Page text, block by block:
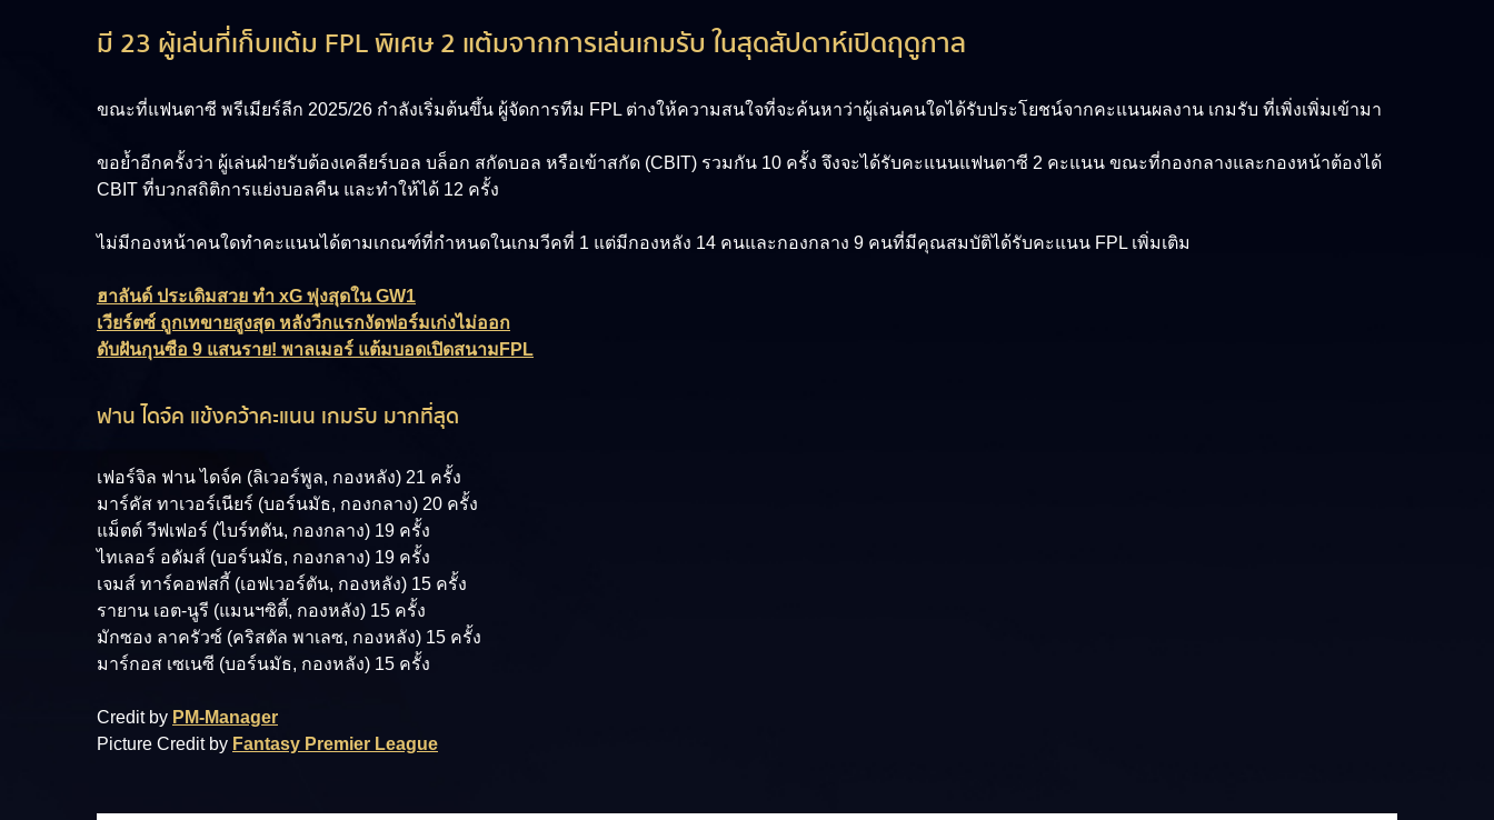
มี 23 ผู้เล่นที่เก็บแต้ม FPL พิเศษ 2 แต้มจากการเล่นเกมรับ ในสุดสัปดาห์เปิดฤดูกาล
ขณะที่แฟนตาซี พรีเมียร์ลีก 2025/26 กำลังเริ่มต้นขึ้น ผู้จัดการทีม FPL ต่างให้ความสนใจที่จะค้นหาว่าผู้เล่นคนใดได้รับประโยชน์จากคะแนนผลงาน เกมรับ ที่เพิ่งเพิ่มเข้ามา
ขอย้ำอีกครั้งว่า ผู้เล่นฝ่ายรับต้องเคลียร์บอล บล็อก สกัดบอล หรือเข้าสกัด (CBIT) รวมกัน 10 ครั้ง จึงจะได้รับคะแนนแฟนตาซี 2 คะแนน ขณะที่กองกลางและกองหน้าต้องได้
CBIT ที่บวกสถิติการแย่งบอลคืน และทำให้ได้ 12 ครั้ง
ไม่มีกองหน้าคนใดทำคะแนนได้ตามเกณฑ์ที่กำหนดในเกมวีคที่ 1 แต่มีกองหลัง 14 คนและกองกลาง 9 คนที่มีคุณสมบัติได้รับคะแนน FPL เพิ่มเติม
ฮาลันด์ ประเดิมสวย ทำ xG พุ่งสุดใน GW1
เวียร์ตซ์ ถูกเทขายสูงสุด หลังวีกแรกงัดฟอร์มเก่งไม่ออก
ดับฝันกุนซือ 9 แสนราย! พาลเมอร์ แต้มบอดเปิดสนามFPL
ฟาน ไดจ์ค แข้งคว้าคะแนน เกมรับ มากที่สุด
เฟอร์จิล ฟาน ไดจ์ค (ลิเวอร์พูล, กองหลัง) 21 ครั้ง
มาร์คัส ทาเวอร์เนียร์ (บอร์นมัธ, กองกลาง) 20 ครั้ง
แม็ตต์ วีฟเฟอร์ (ไบร์ทตัน, กองกลาง) 19 ครั้ง
ไทเลอร์ อดัมส์ (บอร์นมัธ, กองกลาง) 19 ครั้ง
เจมส์ ทาร์คอฟสกี้ (เอฟเวอร์ตัน, กองหลัง) 15 ครั้ง
รายาน เอต-นูรี (แมนฯซิตี้, กองหลัง) 15 ครั้ง
มักซอง ลาครัวซ์ (คริสตัล พาเลซ, กองหลัง) 15 ครั้ง
มาร์กอส เซเนซี (บอร์นมัธ, กองหลัง) 15 ครั้ง
Credit by PM-Manager
Picture Credit by Fantasy Premier League